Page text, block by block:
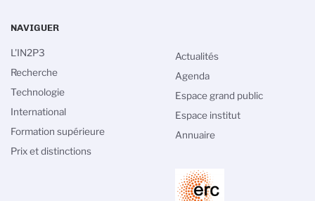
NAVIGUER
L'IN2P3
Recherche
Technologie
International
Formation supérieure
Prix et distinctions
Actualités
Agenda
Espace grand public
Espace institut
Annuaire